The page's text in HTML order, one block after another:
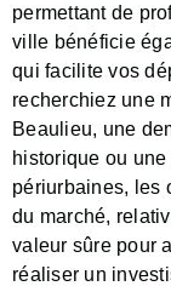
permettant de
ville bénéficie
qui facilite vos
recherchiez une
Beaulieu, une
historique ou
périurbaines, les
du marché,
valeur sûre pour
réaliser un